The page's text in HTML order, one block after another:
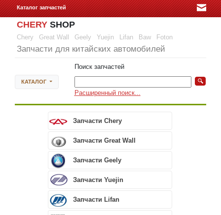
Каталог запчастей
CHERY SHOP
Chery Great Wall Geely Yuejin Lifan Baw Foton
Запчасти для китайских автомобилей
КАТАЛОГ
Поиск запчастей
Расширенный поиск...
Запчасти Chery
Запчасти Great Wall
Запчасти Geely
Запчасти Yuejin
Запчасти Lifan